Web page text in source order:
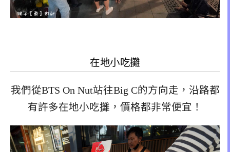
在地小吃攤
我們從BTS On Nut站往Big C的方向走，沿路都
有許多在地小吃攤，價格都非常便宜！